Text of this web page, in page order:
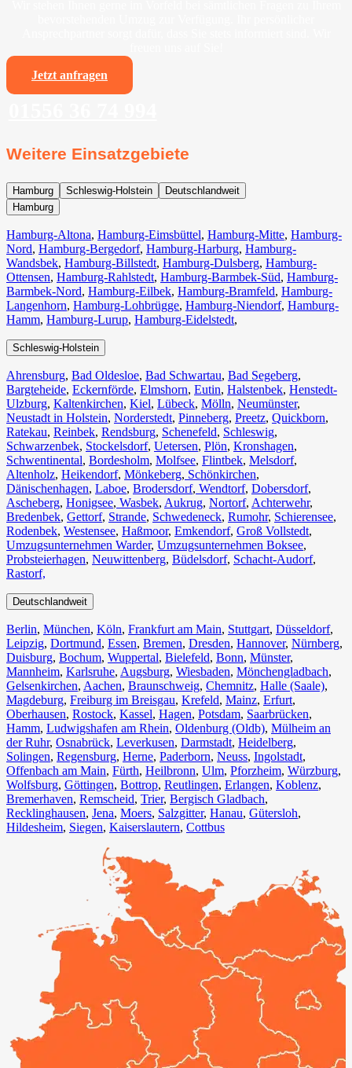
Jetzt anfragen
Weitere Einsatzgebiete
Hamburg Schleswig-Holstein
Deutschlandweit
Hamburg
Hamburg-Altona, Hamburg-Eimsbüttel, Hamburg-Mitte, Hamburg-
Nord, Hamburg-Bergedorf, Hamburg-Harburg, Hamburg-
Wandsbek, Hamburg-Billstedt, Hamburg-Dulsberg, Hamburg-
Ottensen, Hamburg-Rahlstedt, Hamburg-Barmbek-Süd, Hamburg-
Barmbek-Nord, Hamburg-Eilbek, Hamburg-Bramfeld, Hamburg-
Langenhorn, Hamburg-Lohbrügge, Hamburg-Niendorf, Hamburg-
Hamm, Hamburg-Lurup, Hamburg-Eidelstedt,
Schleswig-Holstein
Ahrensburg, Bad Oldesloe, Bad Schwartau, Bad Segeberg,
Bargteheide, Eckernförde, Elmshorn, Eutin, Halstenbek, Henstedt-
Ulzburg, Kaltenkirchen, Kiel, Lübeck, Mölln, Neumünster,
Neustadt in Holstein, Norderstedt, Pinneberg, Preetz, Quickborn,
Ratekau, Reinbek, Rendsburg, Schenefeld, Schleswig,
Schwarzenbek, Stockelsdorf, Uetersen, Plön, Kronshagen,
Schwentinental, Bordesholm, Molfsee, Flintbek, Melsdorf,
Altenholz, Heikendorf, Mönkeberg, Schönkirchen,
Dänischenhagen, Laboe, Brodersdorf, Wendtorf, Dobersdorf,
Ascheberg, Honigsee, Wasbek, Aukrug, Nortorf, Achterwehr,
Bredenbek, Gettorf, Strande, Schwedeneck, Rumohr, Schierensee,
Rodenbek, Westensee, Haßmoor, Emkendorf, Groß Vollstedt,
Umzugsunternehmen Warder, Umzugsunternehmen Boksee,
Probsteierhagen, Neuwittenberg, Büdelsdorf, Schacht-Audorf,
Rastorf,
Deutschlandweit
Berlin⁠, München, Köln⁠, Frankfurt am Main, Stuttgart, Düsseldorf,
Leipzig, Dortmund, Essen, Bremen, Dresden, Hannover, Nürnberg,
Duisburg⁠, Bochum, Wuppertal⁠, Bielefeld⁠, Bonn⁠, Münster⁠,
Mannheim, Karlsruhe, Augsburg, Wiesbaden⁠, Mönchengladbach⁠,
Gelsenkirchen⁠, Aachen⁠, Braunschweig, Chemnitz⁠, Halle (Saale)⁠,
Magdeburg, Freiburg im Breisgau⁠, Krefeld⁠, Mainz⁠, Erfurt,
Oberhausen⁠, Rostock⁠, Kassel⁠, Hagen, Potsdam, Saarbrücken⁠,
Hamm, Ludwigshafen am Rhein⁠, Oldenburg (Oldb), Mülheim an
der Ruhr, Osnabrück⁠, Leverkusen, Darmstadt⁠, Heidelberg,
Solingen, Regensburg, Herne⁠, Paderborn, Neuss, Ingolstadt,
Offenbach am Main, Fürth⁠, Heilbronn, Ulm⁠, Pforzheim, Würzburg,
Wolfsburg⁠, Göttingen, Bottrop, Reutlingen, Erlangen⁠, Koblenz,
Bremerhaven⁠, Remscheid, Trier⁠, Bergisch Gladbach,
Recklinghausen, Jena⁠, Moers⁠, Salzgitter⁠, Hanau, Gütersloh,
Hildesheim⁠, Siegen⁠, Kaiserslautern⁠, Cottbus⁠